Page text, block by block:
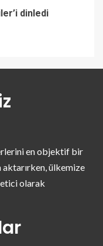
dinledi
en objektif bir
aktarırken, ülkemize
olarak